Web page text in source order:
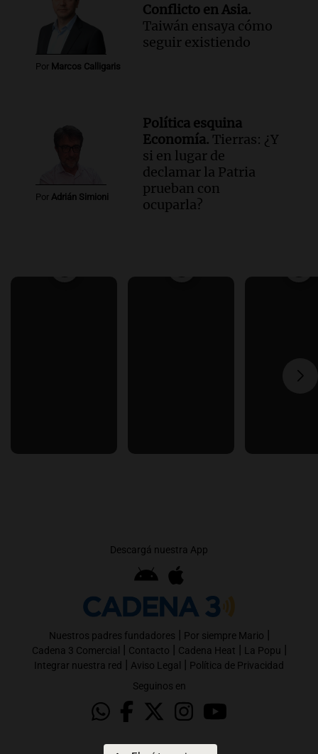
Por Marcos Calligaris
Conflicto en Asia.
Taiwán ensaya cómo
seguir existiendo
Por Adrián Simioni
Política esquina
Economía. Tierras: ¿Y
si en lugar de
declamar la Patria
prueban con
ocuparla?
Descargá nuestra App
Nuestros padres fundadores | Por siempre Mario |
Cadena 3 Comercial | Contacto | Cadena Heat | La Popu |
Integrar nuestra red | Aviso Legal | Política de Privacidad
Seguinos en